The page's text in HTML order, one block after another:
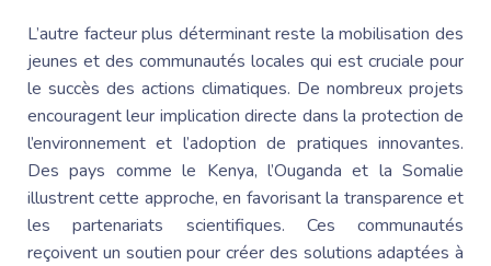
L’autre facteur plus déterminant reste la mobilisation des
jeunes et des communautés locales qui est cruciale pour
le succès des actions climatiques. De nombreux projets
encouragent leur implication directe dans la protection de
l’environnement et l’adoption de pratiques innovantes.
Des pays comme le Kenya, l’Ouganda et la Somalie
illustrent cette approche, en favorisant la transparence et
les partenariats scientifiques. Ces communautés
reçoivent un soutien pour créer des solutions adaptées à